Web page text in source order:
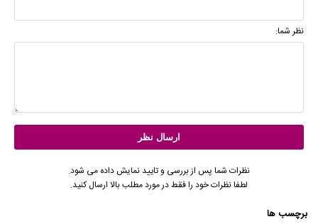
نظر شما:
نظرات شما پس از بررسی و تایید نمایش داده می شود.
لطفا نظرات خود را فقط در مورد مطلب بالا ارسال کنید.
برچسب ها